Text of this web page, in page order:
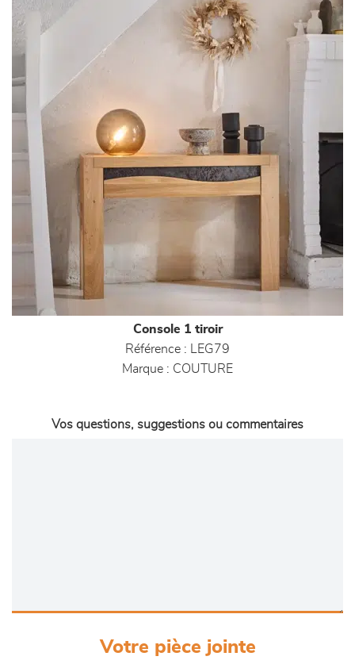
Console 1 tiroir
Référence : LEG79
Marque : COUTURE
Vos questions, suggestions ou commentaires
Votre pièce jointe